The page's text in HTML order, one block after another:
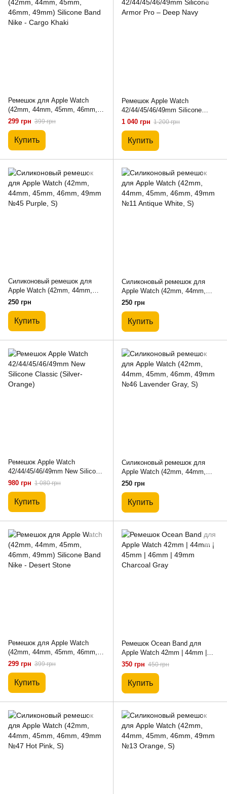
Ремешок для Apple Watch
(42mm, 44mm, 45mm, 46mm,
49mm) Silicone Band Nike -
Cargo Khaki
299 грн 399 грн
Купить
Ремешок Apple Watch
42/44/45/46/49mm Silicone
Armor Pro – Deep Navy
1 040 грн 1 200 грн
Купить
Силиконовый ремешок для
Apple Watch (42mm, 44mm,
45mm, 46mm, 49mm №45
Purple, S)
250 грн
Купить
Силиконовый ремешок для
Apple Watch (42mm, 44mm,
45mm, 46mm, 49mm №11
Antique White, S)
250 грн
Купить
Ремешок Apple Watch
42/44/45/46/49mm New Silicone
Classic (Silver-Orange)
980 грн 1 080 грн
Купить
Силиконовый ремешок для
Apple Watch (42mm, 44mm,
45mm, 46mm, 49mm №46
250 грн
Купить
Ремешок для Apple Watch
(42mm, 44mm, 45mm, 46mm,
49mm) Silicone Band Nike -
299 грн 399 грн
Купить
Ремешок Ocean Band для
Apple Watch 42mm | 44mm |
45mm | 46mm | 49mm Charcoal
350 грн 450 грн
Купить